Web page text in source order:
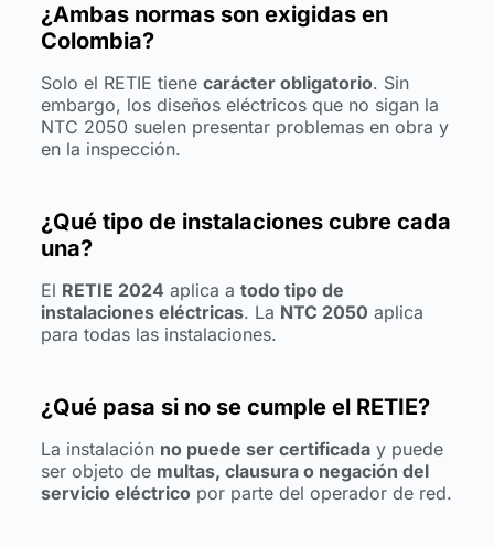
¿Ambas normas son exigidas en
Colombia?
Solo el RETIE tiene carácter obligatorio. Sin
embargo, los diseños eléctricos que no sigan la
NTC 2050 suelen presentar problemas en obra y
en la inspección.
¿Qué tipo de instalaciones cubre cada
una?
El RETIE 2024 aplica a todo tipo de
instalaciones eléctricas. La NTC 2050 aplica
para todas las instalaciones.
¿Qué pasa si no se cumple el RETIE?
La instalación no puede ser certificaday puede
ser objeto de multas, clausura o negación del
servicio eléctricopor parte del operador de red.